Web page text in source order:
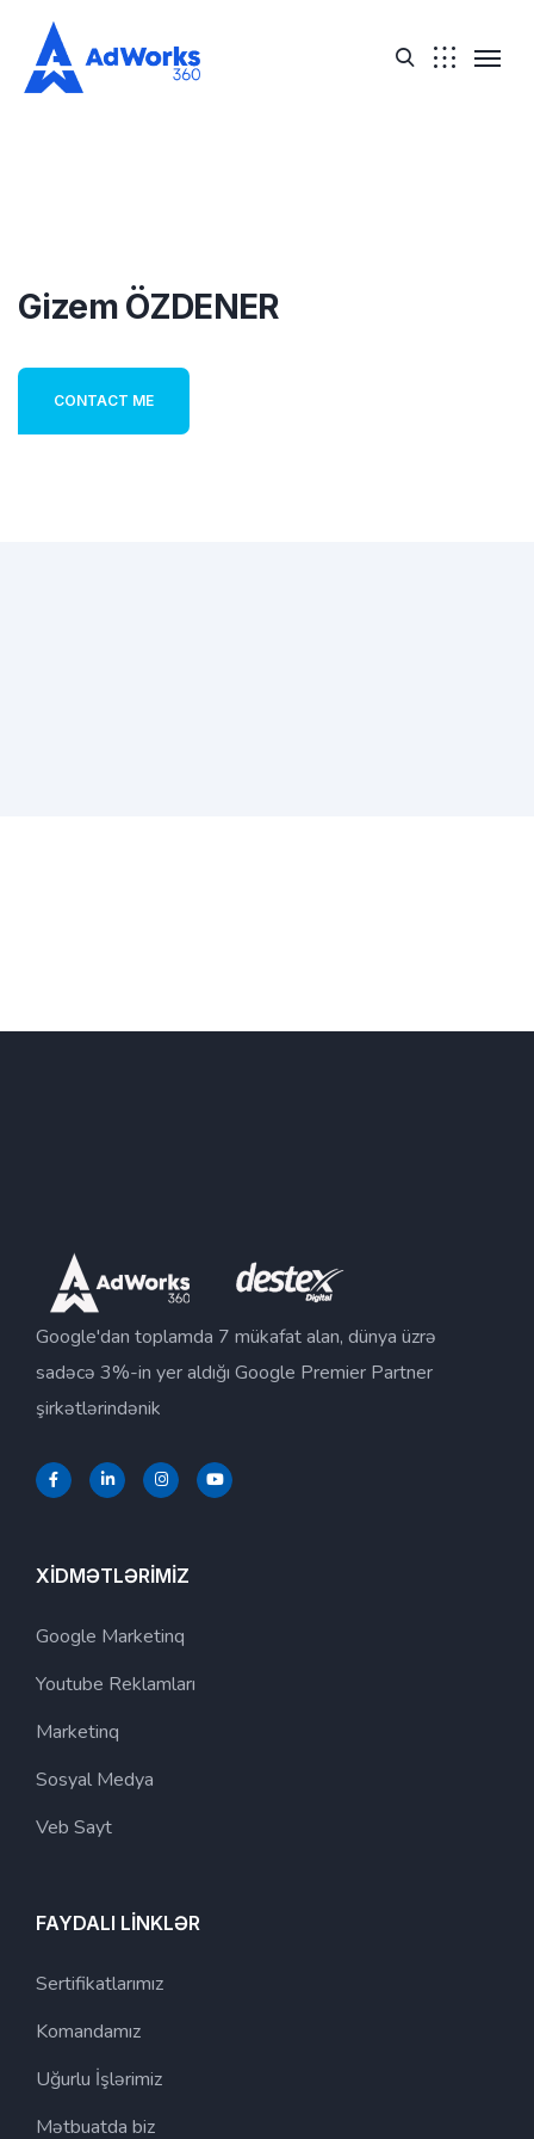
Gizem ÖZDENER
CONTACT ME
Google'dan toplamda 7 mükafat alan, dünya üzrə
sadəcə 3%-in yer aldığı Google Premier Partner
şirkətlərindənik
XİDMƏTLƏRİMİZ
Google Marketinq
Youtube Reklamları
Marketinq
Sosyal Medya
Veb Sayt
FAYDALI LİNKLƏR
Sertifikatlarımız
Komandamız
Uğurlu İşlərimiz
Mətbuatda biz